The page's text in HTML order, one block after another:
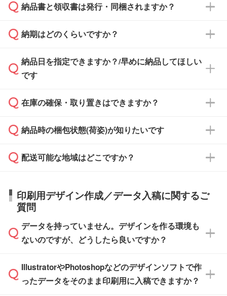
基本的には先入金をお願いしておりますが、自
どの場合は、月末締め翌月末払いに対応可能で
また、卒業・卒園記念品で対策委員会や個人様
校や幼稚園・保育園であれば、同様の条件でご
ご希望の際は担当スタッフまでお気軽にご相談
ください。
納品書と領収書は発行・同梱されますか？
納品書・領収書は ご依頼をいただいた場合の
ず、通常はPDFデータをメール添付でお送りし
ます。
たは注文フォームの『ご注文に関する備考欄』
納期はどのくらいですか？
・印刷する場合(500個程度)
ご入金、イメージ画像の校了から約2週間～2
ご入金確認後、1～2営業日で出荷いたしま
タッフまでお問い合わせください。
ル」に注文予定日をご入力いただくと、おおよ
その締切日や出荷目安をご確認いただけます。
品が決まりましたらお早めのご発注をお願いい
たします。
納品日を指定できますか？/早めに納品してほしい
です
ご希望の納期がある場合は、お問い合わせ・お
い。
応が可能かご案内いたします。
す。>>対象商品はこちら
※最短出荷日は商品によって異なります。各商
品ページにてご確認ください
在庫の確保・取り置きはできますか？
ご入金確認後に在庫を確保し、注文確定のご連
はできかねますので予めご了承ください。
納品時の梱包状態(荷姿)が知りたいです
商品によって異なります。各ページにある商品
す。(白箱、化粧箱、ブリスターパックなど)
【袋入り】 商品がひとつずつ袋に入っていま
す。(透明袋、デザイン袋など)
【個包装なし】 個包装がされていない状態で
※化粧箱から白箱への入れ替えや、オリジナル
箱の作成は原則承っておりません。
配送可能な地域はどこですか？
日本全国へお届けが可能です。なお、海外への
直接納品は行っておりませんので予めご了承く
ださい。
印刷用デザイン作成／データ入稿に関するご
質問
データを持っていません。デザインを作る環境も
ないのですが、どうしたら良いですか？
無料の「デザインシミュレーター」を使えば、
PCやスマホから簡単にデザインを作成できま
IllustratorやPhotoshopなどのデザインソフトで作
ったデータをそのまま印刷用に入稿できますか？